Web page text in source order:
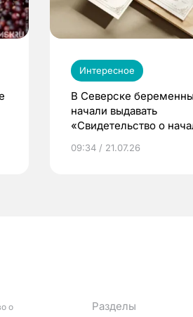
Интересное
В Северске
начали выдавать
«Свидетельство о
09:34 / 21.07.26
о
Разделы